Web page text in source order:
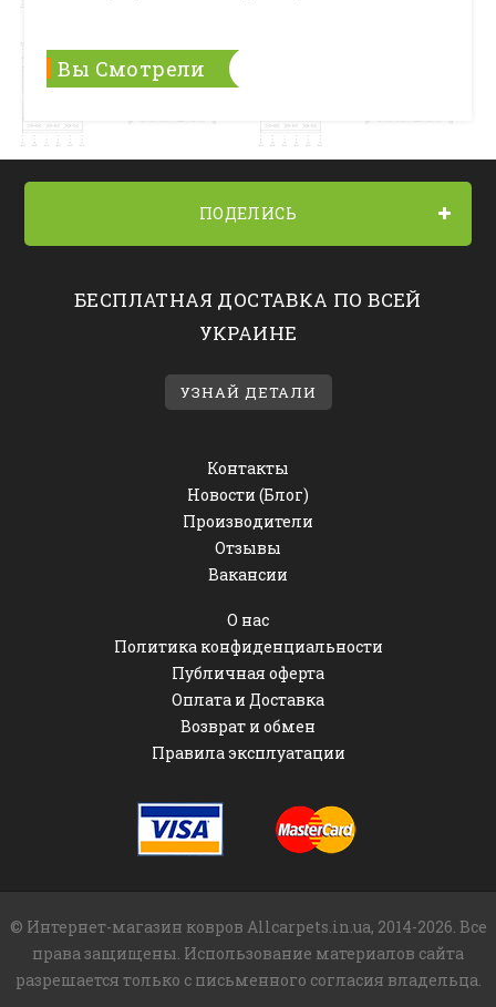
Вы Смотрели
ПОДЕЛИСЬ
БЕСПЛАТНАЯ ДОСТАВКА ПО ВСЕЙ
УКРАИНЕ
УЗНАЙ ДЕТАЛИ
Контакты
Новости (Блог)
Производители
Отзывы
Вакансии
О нас
Политика конфиденциальности
Публичная оферта
Оплата и Доставка
Возврат и обмен
Правила эксплуатации
© Интернет-магазин ковров Allcarpets.in.ua, 2014-2026. Все
права защищены. Использование материалов сайта
разрешается только с письменного согласия владельца.